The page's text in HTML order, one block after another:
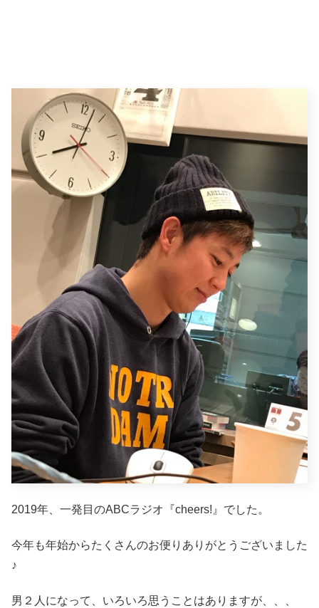
2019年、一発目のABCラジオ『cheers!』でした。
今年も年始からたくさんのお便りありがとうございました
♪
男２人になって、いろいろ思うことはありますが、、、